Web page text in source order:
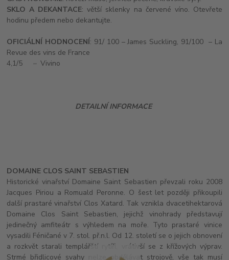
SKLO A DEKANTACE: větší sklenky na červené víno. Otevřete
hodinu předem nebo dekantujte.
OFICIÁLNÍ HODNOCENÍ: 91/ 100 – James Suckling, 91/100 – La
Revue des vins de France
4,1/5 – Vivino
DETAILNÍ INFORMACE
DOMAINE CLOS SAINT SEBASTIEN
Historické vinařství Domaine Saint Sebastien převzali roku 2008
Jacques Piriou a Romuald Peronne. O šest let později přikoupili
další prastaré vinařství Clos Xatard. Tak vznikla dvacetihektarová
Domaine Clos Saint Sebastien, jejichž vinohrady představují
jedinečný amfiteátr s výhledem na moře. Tyto prastaré vinice
vysadili Féničané v 7. stol. př.n.l. Od 12. století se o jejich obnovení
a rozkvět starali templářští rytíři, vrátivší se z křížových výprav.
Strmé břidlicové svahy nelze obdělávat strojově, vše tak musí